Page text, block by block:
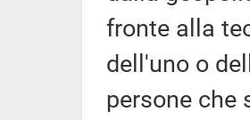
fronte alla
dell'uno o
persone che